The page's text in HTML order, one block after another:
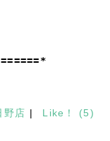
野店 | Like！ (5)